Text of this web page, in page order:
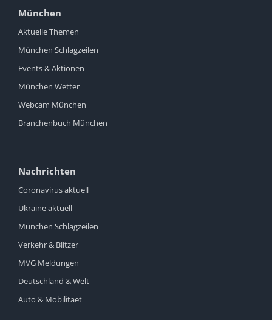
München
Aktuelle Themen
München Schlagzeilen
Events & Aktionen
München Wetter
Webcam München
Branchenbuch München
Nachrichten
Coronavirus aktuell
Ukraine aktuell
München Schlagzeilen
Verkehr & Blitzer
MVG Meldungen
Deutschland & Welt
Auto & Mobilitaet